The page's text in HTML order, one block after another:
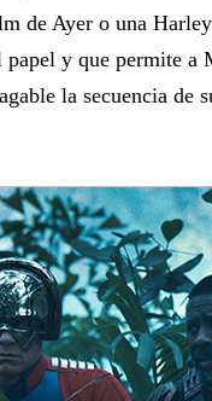
de Ayer o una
papel y que permite a
la secuencia de